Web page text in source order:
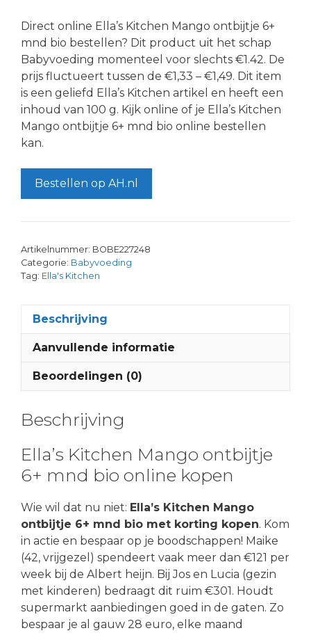
Direct online Ella’s Kitchen Mango ontbijtje 6+
mnd bio bestellen? Dit product uit het schap
Babyvoeding momenteel voor slechts €1.42. De
prijs fluctueert tussen de €1,33 – €1,49. Dit item
is een geliefd Ella’s Kitchen artikel en heeft een
inhoud van 100 g. Kijk online of je Ella’s Kitchen
Mango ontbijtje 6+ mnd bio online bestellen
kan.
Bestellen op AH.nl
Artikelnummer: BOBE227248
Categorie: Babyvoeding
Tag: Ella's Kitchen
Beschrijving
Aanvullende informatie
Beoordelingen (0)
Beschrijving
Ella’s Kitchen Mango ontbijtje
6+ mnd bio online kopen
Wie wil dat nu niet: Ella’s Kitchen Mango
ontbijtje 6+ mnd bio met korting kopen. Kom
in actie en bespaar op je boodschappen! Maike
(42, vrijgezel) spendeert vaak meer dan €121 per
week bij de Albert heijn. Bij Jos en Lucia (gezin
met kinderen) bedraagt dit ruim €301. Houdt
supermarkt aanbiedingen goed in de gaten. Zo
bespaar je al gauw 28 euro, elke maand